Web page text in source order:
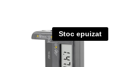
Stoc epuizat